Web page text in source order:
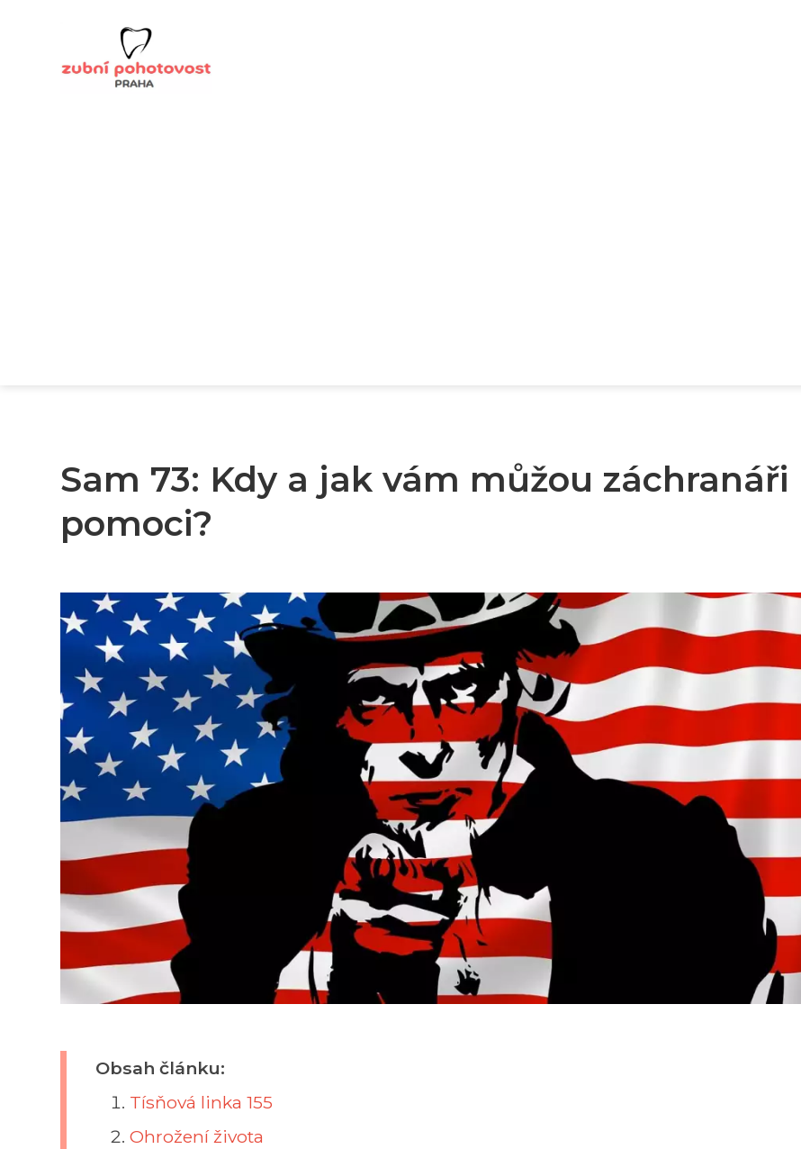
Sam 73: Kdy a jak vám můžou záchranáři
pomoci?
Obsah článku:
Tísňová linka 155
Ohrožení života